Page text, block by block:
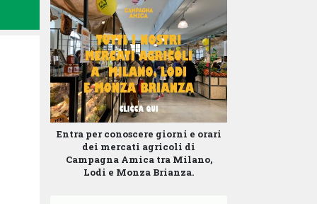
Entra per conoscere giorni e orari
dei mercati agricoli di
Campagna Amica tra Milano,
Lodi e Monza Brianza.